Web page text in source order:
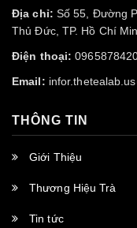
Địa chỉ: Số 55, Đường
Thủ Đức, TP. Hồ Chí
Điện thoại:
Email:
THÔNG TIN
Giới Thiệu
Thương Hiệu Trà
Tin tức